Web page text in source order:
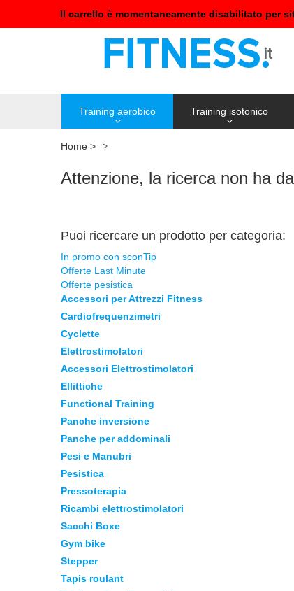
Il carrello è momentaneamente disabilitato per
Training aerobico Training isotonico
Home >
Attenzione, la ricerca non ha
Puoi ricercare un prodotto per categoria:
In promo con sconTip
Offerte Last Minute
Offerte pesistica
Accessori per Attrezzi Fitness
Cardiofrequenzimetri
Cyclette
Elettrostimolatori
Accessori Elettrostimolatori
Ellittiche
Functional Training
Panche inversione
Panche per addominali
Pesi e Manubri
Pesistica
Pressoterapia
Ricambi elettrostimolatori
Sacchi Boxe
Gym bike
Stepper
Tapis roulant